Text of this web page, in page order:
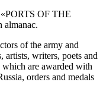
OF THE
almanac.
of the army and
artists, writers, poets and
which are awarded with
orders and medals